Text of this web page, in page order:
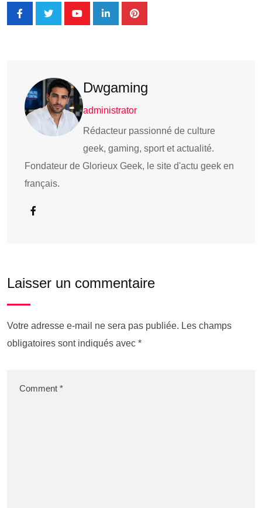
Dwgaming
administrator
Rédacteur passionné de culture
geek, gaming, sport et actualité.
Fondateur de Glorieux Geek, le site d'actu geek en
français.
Laisser un commentaire
Votre adresse e-mail ne sera pas publiée. Les champs
obligatoires sont indiqués avec *